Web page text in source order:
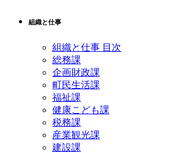
組織と仕事
組織と仕事 目次
総務課
企画財政課
町民生活課
福祉課
健康こども課
税務課
産業観光課
建設課